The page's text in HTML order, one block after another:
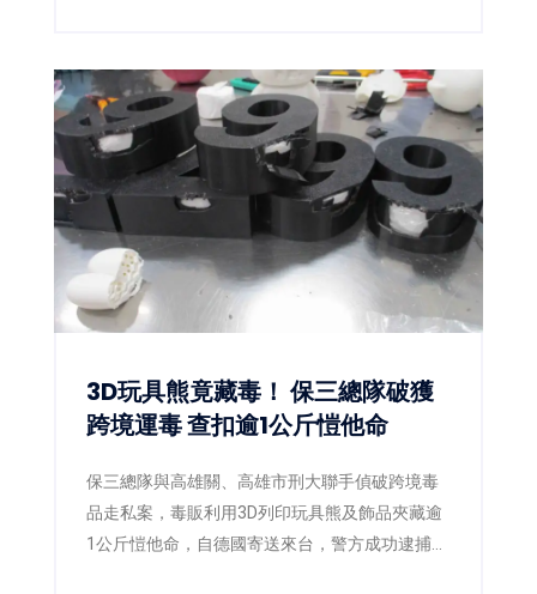
恩恩熱情接待，雙方除就城市交流、青年互動及
未來合作交換意見外，也共同關注日前熊本強震
災情。黃偉哲更宣布以個人名義捐出新台幣10萬
元，響應台南市政府「0728日本熊本賑災專
案」，盼凝聚更多社會力量，協助災區儘速重
建。
3D玩具熊竟藏毒！ 保三總隊破獲
跨境運毒 查扣逾1公斤愷他命
保三總隊與高雄關、高雄市刑大聯手偵破跨境毒
品走私案，毒販利用3D列印玩具熊及飾品夾藏逾
1公斤愷他命，自德國寄送來台，警方成功逮捕2